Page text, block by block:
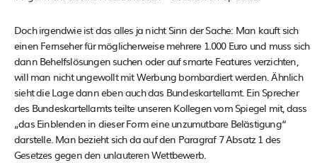
Doch irgendwie ist das alles ja nicht Sinn der Sache: Man kauft sich
einen Fernseher für möglicherweise mehrere 1.000 Euro und muss sich
dann Behelfslösungen suchen oder auf smarte Features verzichten,
will man nicht ungewollt mit Werbung bombardiert werden. Ähnlich
sieht die Lage dann eben auch das Bundeskartellamt. Ein Sprecher
des Bundeskartellamts teilte unseren Kollegen vom Spiegel mit, dass
„das Einblenden in dieser Form eine unzumutbare Belästigung“
darstelle. Man bezieht sich da auf den Paragraf 7 Absatz 1 des
Gesetzes gegen den unlauteren Wettbewerb.